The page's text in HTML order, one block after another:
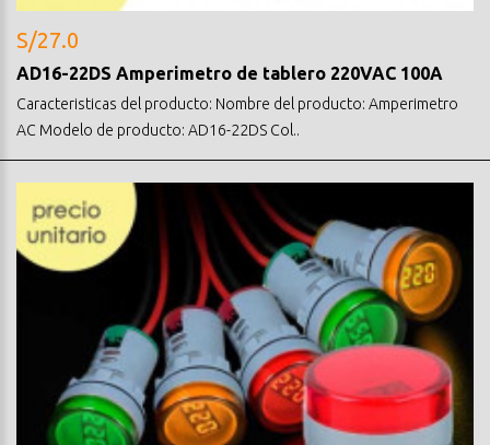
S/27.0
AD16-22DS Amperimetro de tablero 220VAC 100A
Caracteristicas del producto: Nombre del producto: Amperimetro
AC Modelo de producto: AD16-22DS Col..